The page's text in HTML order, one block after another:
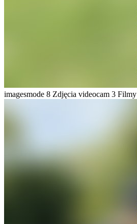
imagesmode 8 Zdjęcia videocam 3 Filmy